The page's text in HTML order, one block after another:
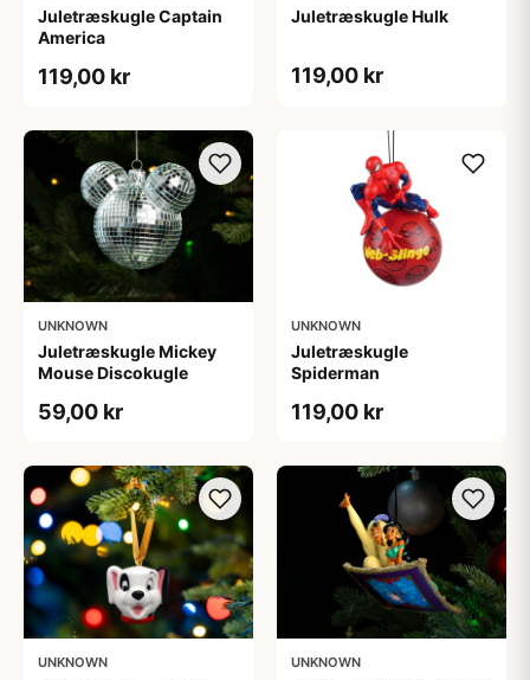
Juletræskugle Captain
America
119,00 kr
Juletræskugle Hulk
119,00 kr
UNKNOWN
Juletræskugle Mickey
Mouse Discokugle
59,00 kr
UNKNOWN
Juletræskugle
Spiderman
119,00 kr
UNKNOWN UNKNOWN